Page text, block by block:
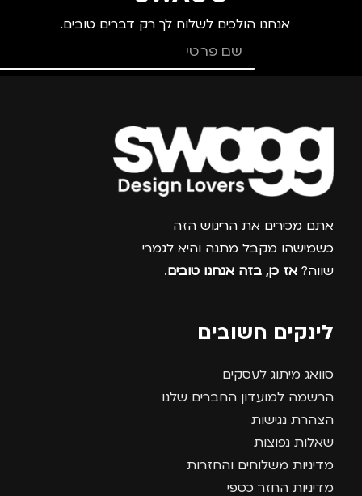
אנחנו הולכים לשלוח לך רק דברים טובים.
צרפו אותי למועדון
אתם מכירים את הריגוש הזה
כשמישהו מקבל מתנה והיא לגמרי
שווה? אז כן, בזה אנחנו טובים.
לינקים חשובים
סוואג מיתוג לעסקים
הרשמה למועדון החברים שלנו
הצהרת נגישות
שאלות נפוצות
מדיניות משלוחים והחזרות
מדיניות החזר כספי